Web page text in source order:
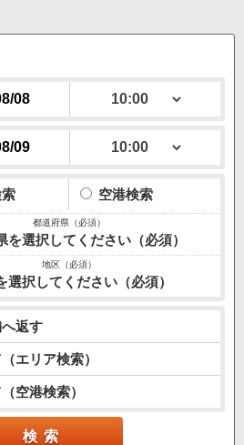
空港検索
を選択してください（必須）
選択してください（必須）
返す
エリア検索）
空港検索）